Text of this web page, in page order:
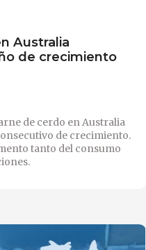
Australia
de crecimiento
de cerdo en Australia
de crecimiento.
tanto del consumo